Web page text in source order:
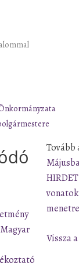
Tovább
Vissza